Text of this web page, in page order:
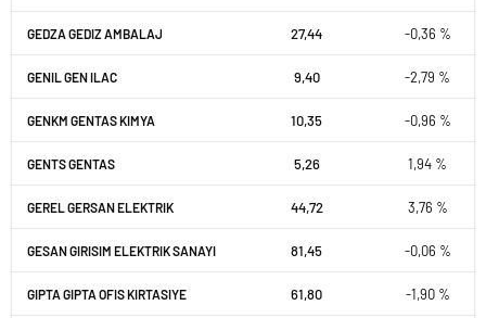
GEDZA GEDIZ AMBALAJ 27,44 -0,36 %
GENIL GEN ILAC 9,40 -2,79 %
GENKM GENTAS KIMYA 10,35 -0,96 %
GENTS GENTAS 5,26 1,94 %
GEREL GERSAN ELEKTRIK 44,72 3,76 %
GESAN GIRISIM ELEKTRIK SANAYI 81,45 -0,06 %
GIPTA GIPTA OFIS KIRTASIYE 61,80 -1,90 %